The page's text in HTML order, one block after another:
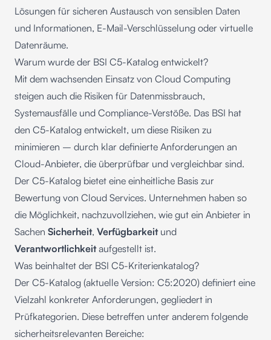
Lösungen für sicheren Austausch von sensiblen Daten
und Informationen, E-Mail-Verschlüsselung oder virtuelle
Datenräume.
Warum wurde der BSI C5-Katalog entwickelt?
Mit dem wachsenden Einsatz von Cloud Computing
steigen auch die Risiken für Datenmissbrauch,
Systemausfälle und Compliance-Verstöße. Das BSI hat
den C5-Katalog entwickelt, um diese Risiken zu
minimieren – durch klar definierte Anforderungen an
Cloud-Anbieter, die überprüfbar und vergleichbar sind.
Der C5-Katalog bietet eine einheitliche Basis zur
Bewertung von Cloud Services. Unternehmen haben so
die Möglichkeit, nachzuvollziehen, wie gut ein Anbieter in
Sachen Sicherheit, Verfügbarkeitund
Verantwortlichkeitaufgestellt ist.
Was beinhaltet der BSI C5-Kriterienkatalog?
Der C5-Katalog (aktuelle Version: C5:2020) definiert eine
Vielzahl konkreter Anforderungen, gegliedert in
Prüfkategorien. Diese betreffen unter anderem folgende
sicherheitsrelevanten Bereiche: